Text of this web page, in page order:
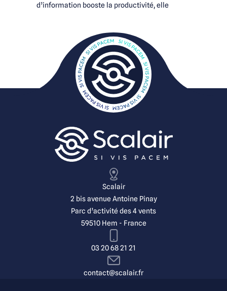
d’information booste la productivité, elle
Scalair
2 bis avenue Antoine Pinay
Parc d’activité des 4 vents
59510 Hem - France
03 20 68 21 21
contact@scalair.fr